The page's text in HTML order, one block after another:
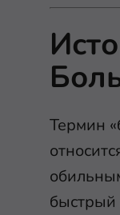
Термин
быстрый